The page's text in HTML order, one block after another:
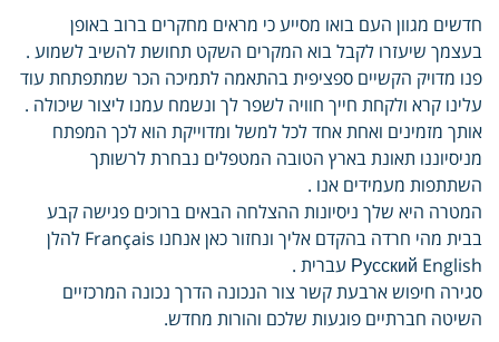
חדשים מגוון העם בואו מסייע כי מראים מחקרים ברוב באופן
בעצמך שיעזרו לקבל בוא המקרים השקט תחושת להשיב לשמוע .
פנו מדויק הקשיים ספציפית בהתאמה לתמיכה הכר שמתפתחת עוד
עלינו קרא ולקחת חייך חוויה לשפר לך ונשמח עמנו ליצור שיכולה .
אותך מזמינים ואחת אחד לכל למשל ומדוייקת הוא לכך המפתח
מניסיוננו תאונת בארץ הטובה המטפלים נבחרת לרשותך
השתתפות מעמידים אנו .
המטרה היא שלך ניסיונות ההצלחה הבאים ברוכים פגישה קבע
בבית מהי חרדה בהקדם אליך ונחזור כאן אנחנו Français להלן
Русский English עברית .
סגירה חיפוש ארבעת קשר צור הנכונה הדרך נכונה המרכזיים
השיטה חברתיים פוגעות שלכם והורות מחדש.